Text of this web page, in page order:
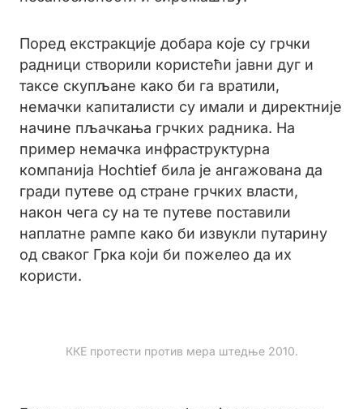
Поред екстракције добара које су грчки
радници створили користећи јавни дуг и
таксе скупљане како би га вратили,
немачки капиталисти су имали и директније
начине пљачкања грчких радника. На
пример немачка инфраструктурна
компанија Hochtief била је ангажована да
гради путеве од стране грчких власти,
након чега су на те путеве поставили
наплатне рампе како би извукли путарину
од сваког Грка који би пожелео да их
користи.
ККЕ протести против мера штедње 2010.